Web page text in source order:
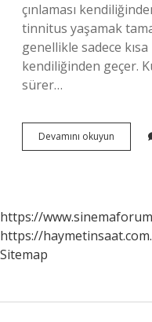
çınlaması
tinnitus yaşamak
genellikle sadece
kendiliğinden geçer.
sürer…
Devamını okuyun
Çınlaması
https://
https://
Sitemap